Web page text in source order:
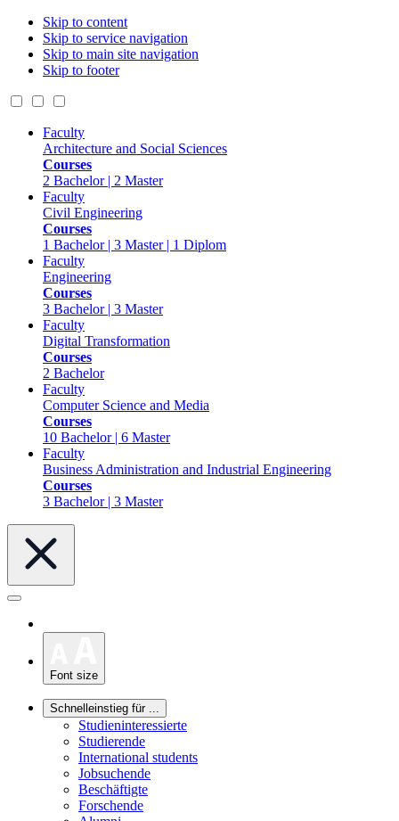
Skip to content
Skip to service navigation
Skip to main site navigation
Skip to footer
Faculty
Architecture and Social Sciences
Courses
2 Bachelor | 2 Master
Faculty
Civil Engineering
Courses
1 Bachelor | 3 Master | 1 Diplom
Faculty
Engineering
Courses
3 Bachelor | 3 Master
Faculty
Digital Transformation
Courses
2 Bachelor
Faculty
Computer Science and Media
Courses
10 Bachelor | 6 Master
Faculty
Business Administration and Industrial Engineering
Courses
3 Bachelor | 3 Master
Font size
Schnelleinstieg für ...
Studieninteressierte
Studierende
International students
Jobsuchende
Beschäftigte
Forschende